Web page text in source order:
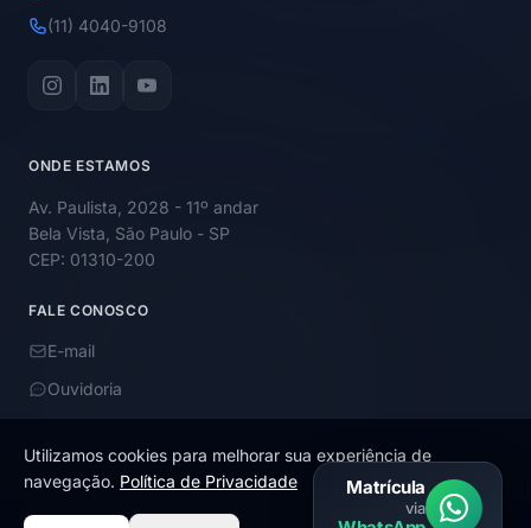
(11) 4040-9108
ONDE ESTAMOS
Av. Paulista, 2028 - 11º andar
Bela Vista, São Paulo - SP
CEP: 01310-200
FALE CONOSCO
E-mail
Ouvidoria
© 2026 Academy Educação. Todos os direitos reservados.
Matrícula
via
Utilizamos cookies para melhorar sua experiência de
navegação. Política de Privacidade